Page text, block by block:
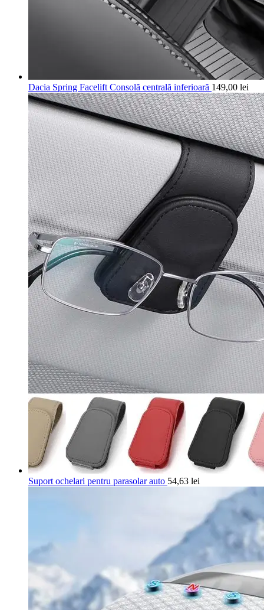
Dacia Spring Facelift Consolă centrală inferioară 149,00 lei
Suport ochelari pentru parasolar auto 54,63 lei